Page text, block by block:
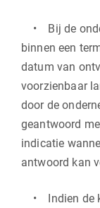
• Bij de
binnen een
datum van
voorzienbaar
door de
geantwoord
indicatie
antwoord kan
• Indien de